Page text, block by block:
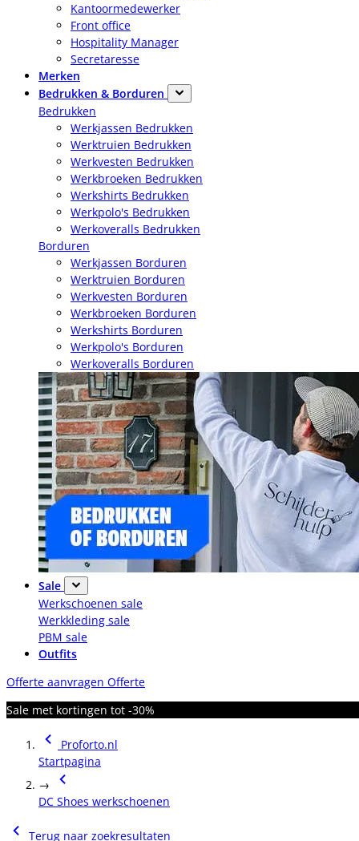
Kantoormedewerker
Front office
Hospitality Manager
Secretaresse
Merken
Bedrukken & Borduren
Bedrukken
Werkjassen Bedrukken
Werktruien Bedrukken
Werkvesten Bedrukken
Werkbroeken Bedrukken
Werkshirts Bedrukken
Werkpolo's Bedrukken
Werkoveralls Bedrukken
Borduren
Werkjassen Borduren
Werktruien Borduren
Werkvesten Borduren
Werkbroeken Borduren
Werkshirts Borduren
Werkpolo's Borduren
Werkoveralls Borduren
Sale
Werkschoenen sale
Werkkleding sale
PBM sale
Outfits
Offerte aanvragen Offerte
Sale met kortingen tot -30%
Proforto.nl
Startpagina
→
DC Shoes werkschoenen
Terug naar zoekresultaten